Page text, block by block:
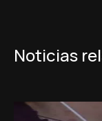
Noticias